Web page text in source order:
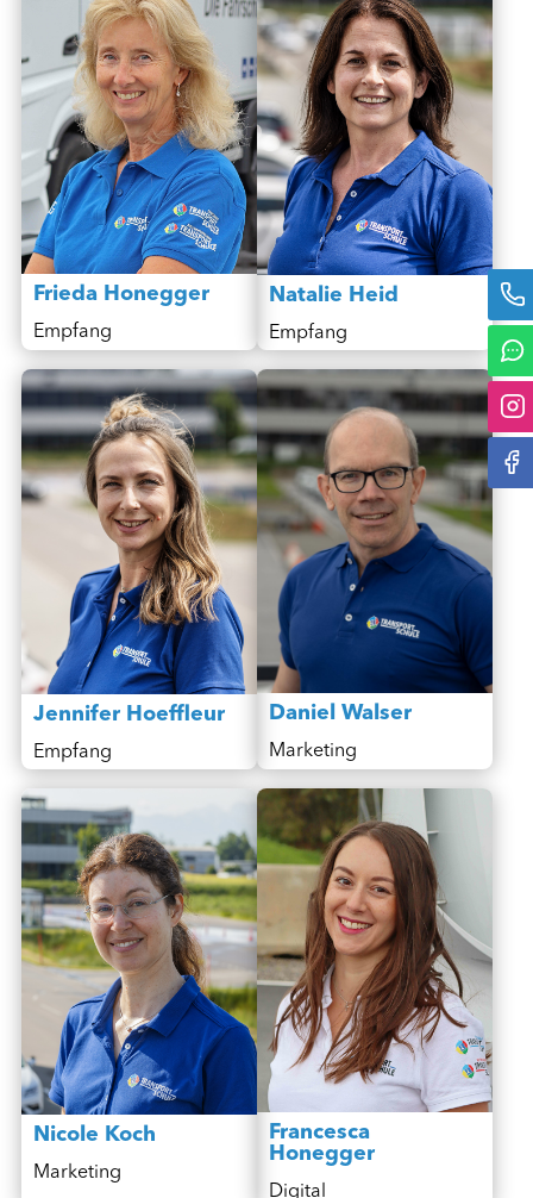
Frieda Honegger
Empfang
Natalie Heid
Empfang
Jennifer Hoeffleur
Empfang
Daniel Walser
Marketing
Nicole Koch
Marketing
Francesca
Honegger
Digital